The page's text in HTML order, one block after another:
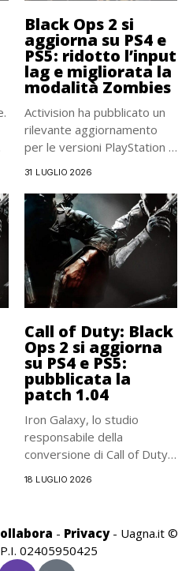
Black Ops 2 si
aggiorna su PS4 e
PS5: ridotto l’input
lag e migliorata la
modalità Zombies
Activision ha pubblicato un
rilevante aggiornamento
per le versioni PlayStation 4
31 LUGLIO 2026
Call of Duty: Black
Ops 2 si aggiorna
su PS4 e PS5:
pubblicata la
patch 1.04
Iron Galaxy, lo studio
responsabile della
conversione di Call of Duty:
18 LUGLIO 2026
- Privacy- Uagna.it ©
02405950425